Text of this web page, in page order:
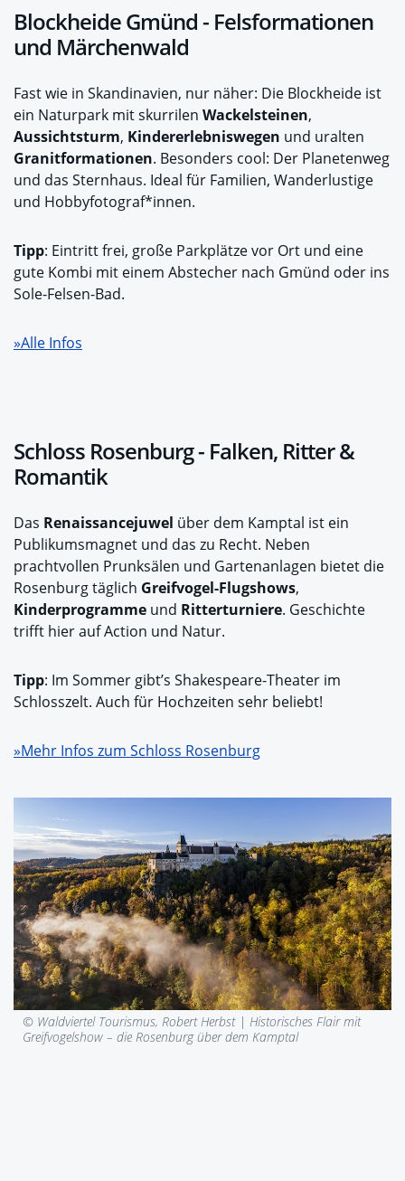
Blockheide Gmünd - Felsformationen
und Märchenwald
Fast wie in Skandinavien, nur näher: Die Blockheide ist
ein Naturpark mit skurrilen Wackelsteinen,
Aussichtsturm, Kindererlebniswegen und uralten
Granitformationen. Besonders cool: Der Planetenweg
und das Sternhaus. Ideal für Familien, Wanderlustige
und Hobbyfotograf*innen.
Tipp: Eintritt frei, große Parkplätze vor Ort und eine
gute Kombi mit einem Abstecher nach Gmünd oder ins
Sole-Felsen-Bad.
»Alle Infos
Schloss Rosenburg - Falken, Ritter &
Romantik
Das Renaissancejuwel über dem Kamptal ist ein
Publikumsmagnet und das zu Recht. Neben
prachtvollen Prunksälen und Gartenanlagen bietet die
Rosenburg täglich Greifvogel-Flugshows,
Kinderprogramme und Ritterturniere. Geschichte
trifft hier auf Action und Natur.
Tipp: Im Sommer gibt’s Shakespeare-Theater im
Schlosszelt. Auch für Hochzeiten sehr beliebt!
»Mehr Infos zum Schloss Rosenburg
© Waldviertel Tourismus, Robert Herbst | Historisches Flair mit
Greifvogelshow – die Rosenburg über dem Kamptal